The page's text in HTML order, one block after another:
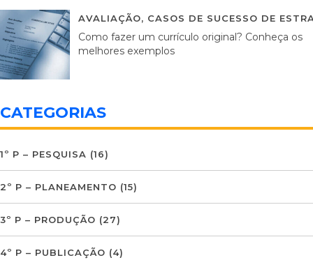
AVALIAÇÃO, CASOS DE SUCESSO DE
Como fazer um currículo original? Conheça os
melhores exemplos
CATEGORIAS
1º P – PESQUISA (16)
2º P – PLANEAMENTO (15)
3º P – PRODUÇÃO (27)
4º P – PUBLICAÇÃO (4)